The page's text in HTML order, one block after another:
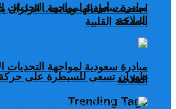
مبادرة سعودية لمواجهة التحديات
الملاحة
طهران تسعى للسيطرة على
Trending Tags
احتضنت أطفالها وماتت.. الزلزال
بالسكتة القلبية
مبادرة سعودية لمواجهة التحديات
الملاحة